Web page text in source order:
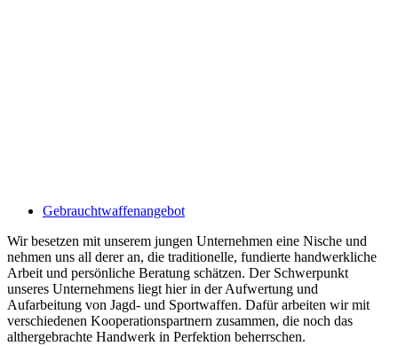
Gebrauchtwaffenangebot
Wir besetzen mit unserem jungen Unternehmen eine Nische und
nehmen uns all derer an, die traditionelle, fundierte handwerkliche
Arbeit und persönliche Beratung schätzen. Der Schwerpunkt
unseres Unternehmens liegt hier in der Aufwertung und
Aufarbeitung von Jagd- und Sportwaffen. Dafür arbeiten wir mit
verschiedenen Kooperationspartnern zusammen, die noch das
althergebrachte Handwerk in Perfektion beherrschen.